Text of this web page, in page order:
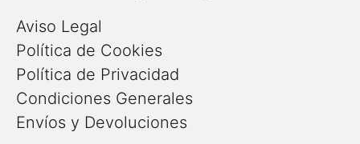
Aviso Legal
Política de Cookies
Política de Privacidad
Condiciones Generales
Envíos y Devoluciones